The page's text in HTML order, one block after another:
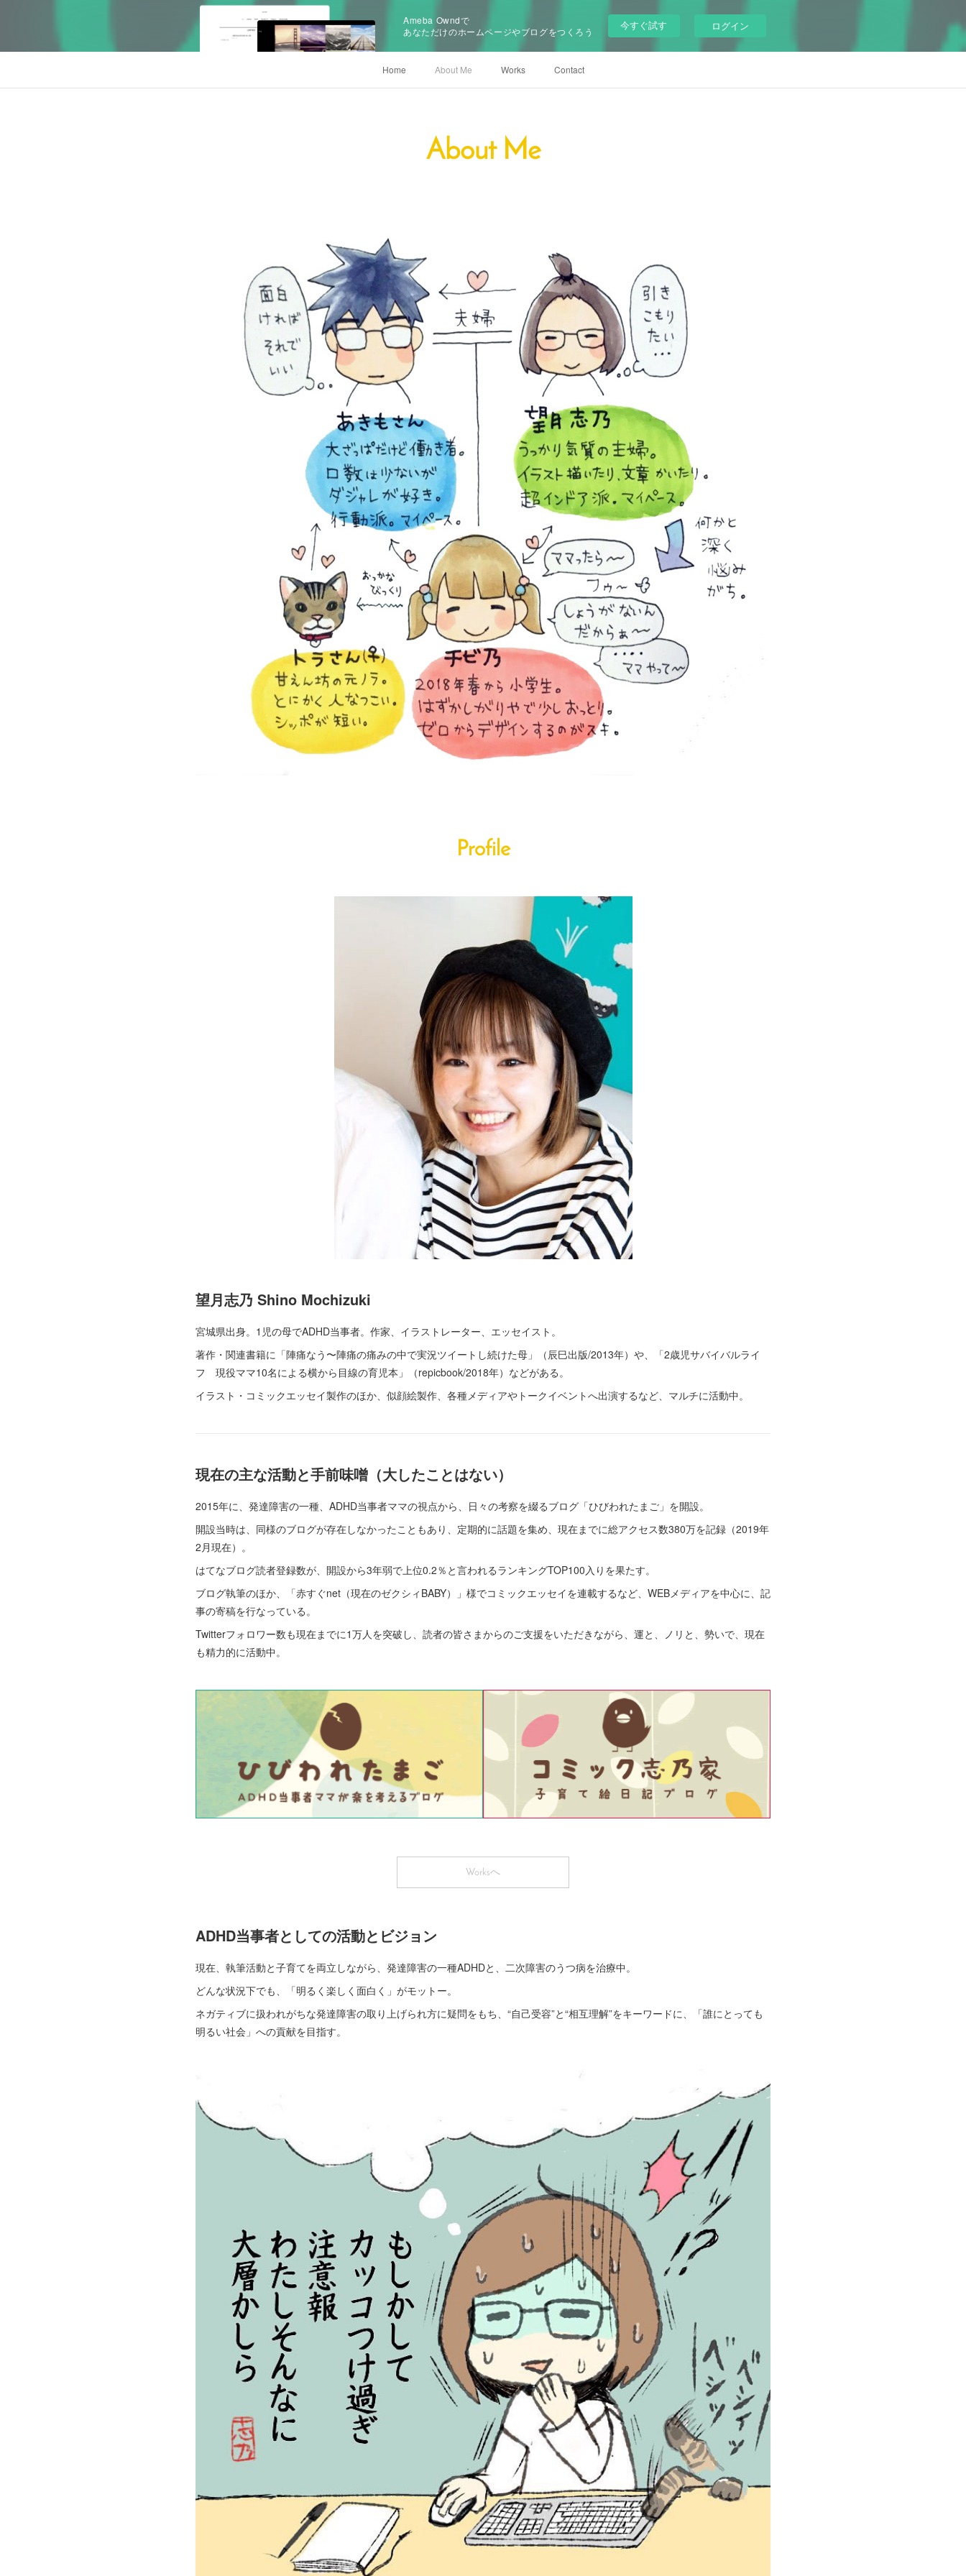
Ameba Owndで
あなただけのホームページやブログをつくろう
今すぐ試す ログイン
Home About Me Works Contact
About Me
Profile
望月志乃 Shino Mochizuki
宮城県出身。1児の母でADHD当事者。作家、イラストレーター、エッセイスト。
著作・関連書籍に「陣痛なう〜陣痛の痛みの中で実況ツイートし続けた母」（辰巳出版/2013年）や、「2歳児サバイバルライ
フ 現役ママ10名による横から目線の育児本」（repicbook/2018年）などがある。
イラスト・コミックエッセイ製作のほか、似顔絵製作、各種メディアやトークイベントへ出演するなど、マルチに活動中。
現在の主な活動と手前味噌（大したことはない）
2015年に、発達障害の一種、ADHD当事者ママの視点から、日々の考察を綴るブログ「ひびわれたまご」を開設。
開設当時は、同様のブログが存在しなかったこともあり、定期的に話題を集め、現在までに総アクセス数380万を記録（2019年
2月現在）。
はてなブログ読者登録数が、開設から3年弱で上位0.2％と言われるランキングTOP100入りを果たす。
ブログ執筆のほか、「赤すぐnet（現在のゼクシィBABY）」様でコミックエッセイを連載するなど、WEBメディアを中心に、記
事の寄稿を行なっている。
Twitterフォロワー数も現在までに1万人を突破し、読者の皆さまからのご支援をいただきながら、運と、ノリと、勢いで、現在
も精力的に活動中。
Worksへ
ADHD当事者としての活動とビジョン
現在、執筆活動と子育てを両立しながら、発達障害の一種ADHDと、二次障害のうつ病を治療中。
どんな状況下でも、「明るく楽しく面白く」がモットー。
ネガティブに扱われがちな発達障害の取り上げられ方に疑問をもち、“自己受容”と“相互理解”をキーワードに、「誰にとっても
明るい社会」への貢献を目指す。